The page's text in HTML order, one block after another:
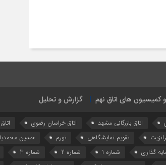
کمیسیون های اتاق نهم گزارش و تحلیل
اتاق بازرگانی مشهد اتاق خراسان رضوی
تقویم نمایشگاهی تورم حسین
گذاری شماره 1 شماره 2 شماره 3